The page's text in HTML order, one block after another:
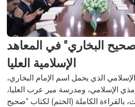
البخاري" في المعاهد
الإسلامية العليا
الذي يحمل اسم الإمام البخاري،
الإسلامي، ومدرسة مير عرب العليا،
بالقراءة الكاملة (الختم) لكتاب "صحيح